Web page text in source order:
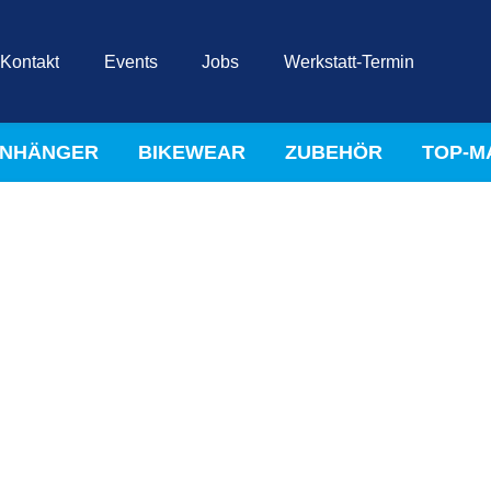
Kontakt Events Jobs Werkstatt-Termin
BIKEWEAR ZUBEHÖR TOP-